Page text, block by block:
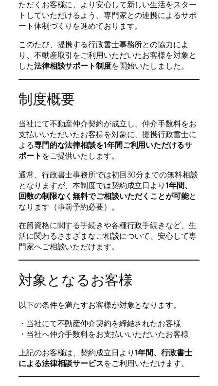
ただくお客様に、より安心して新しい生活をスター
トしていただけるよう、専門家との連携によるサポ
ート体制づくりを進めております。
このたび、提携する行政書士事務所との協力によ
り、不動産取引をご利用いただいたお客様を対象と
した法律相談サポート制度を開始いたしました。
制度概要
当社にて不動産仲介契約が成立し、仲介手数料をお
支払いいただいたお客様を対象に、提携行政書士に
よる専門的な法律相談を1年間ご利用いただけるサ
ポート をご提供いたします。
通常、行政書士事務所では初回30分までの無料相談
となりますが、本制度では契約成立日より 1年間、
回数の制限なく無料でご相談いただくことが可能と
なります（事前予約必要）。
在留資格に関する手続きや各種行政手続きなど、生
活に関わるさまざまなご相談について、安心して専
門家へご相談いただけます。
対象となるお客様
以下の条件を満たすお客様が対象となります。
・当社にて不動産仲介契約を締結されたお客様
・当社へ仲介手数料をお支払いいただいたお客様
上記のお客様は、契約成立日より 1年間、行政書士
による法律相談サービスをご利用いただけます。